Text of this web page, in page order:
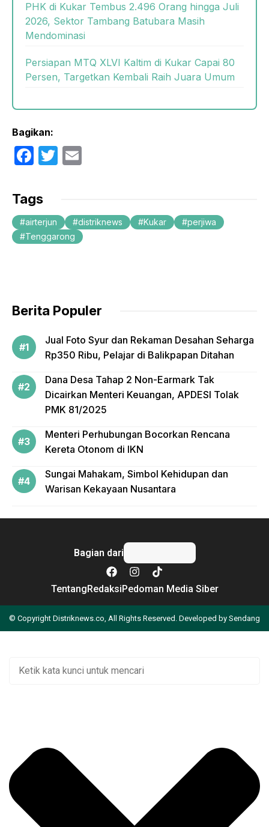
PHK di Kukar Tembus 2.496 Orang hingga Juli
2026, Sektor Tambang Batubara Masih
Mendominasi
Persiapan MTQ XLVI Kaltim di Kukar Capai 80
Persen, Targetkan Kembali Raih Juara Umum
Bagikan:
F
c
e
b
o
T
er
Tags
airterjun distriknews Kukar
perjiwa
Tenggarong
Berita Populer
Jual Foto Syur dan Rekaman Desahan Seharga
Rp350 Ribu, Pelajar di Balikpapan Ditahan
Dana Desa Tahap 2 Non-Earmark Tak
Dicairkan Menteri Keuangan, APDESI Tolak
PMK 81/2025
Menteri Perhubungan Bocorkan Rencana
Kereta Otonom di IKN
Sungai Mahakam, Simbol Kehidupan dan
Warisan Kekayaan Nusantara
Bagian dari
TentangRedaksiPedoman Media Siber
© Copyright Distriknews.co, All Rights Reserved. Developed by Sendang